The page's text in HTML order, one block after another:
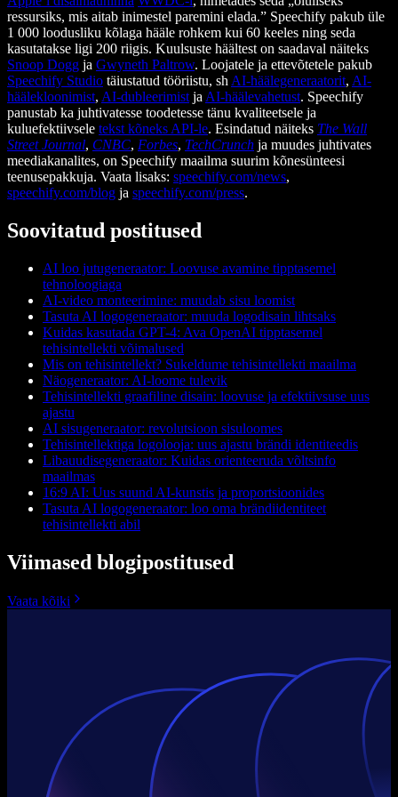
ressursiks, mis aitab inimestel paremini elada.” Speechify pakub üle
1 000 loodusliku kõlaga hääle rohkem kui 60 keeles ning seda
kasutatakse ligi 200 riigis. Kuulsuste häältest on saadaval näiteks
Snoop Dogg ja Gwyneth Paltrow. Loojatele ja ettevõtetele pakub
Speechify Studio täiustatud tööriistu, sh AI-häälegeneraatorit, AI-
häälekloonimist, AI-dubleerimist ja AI-häälevahetust. Speechify
panustab ka juhtivatesse toodetesse tänu kvaliteetsele ja
kuluefektiivsele tekst kõneks API-le. Esindatud näiteks The Wall
Street Journal, CNBC, Forbes, TechCrunch ja muudes juhtivates
meediakanalites, on Speechify maailma suurim kõnesünteesi
teenusepakkuja. Vaata lisaks: speechify.com/news,
speechify.com/blog ja speechify.com/press.
Soovitatud postitused
AI loo jutugeneraator: Loovuse avamine tipptasemel
tehnoloogiaga
AI-video monteerimine: muudab sisu loomist
Tasuta AI logogeneraator: muuda logodisain lihtsaks
Kuidas kasutada GPT-4: Ava OpenAI tipptasemel
tehisintellekti võimalused
Mis on tehisintellekt? Sukeldume tehisintellekti maailma
Näogeneraator: AI-loome tulevik
Tehisintellekti graafiline disain: loovuse ja efektiivsuse uus
ajastu
AI sisugeneraator: revolutsioon sisuloomes
Tehisintellektiga logolooja: uus ajastu brändi identiteedis
Libauudisegeneraator: Kuidas orienteeruda võltsinfo
maailmas
16:9 AI: Uus suund AI-kunstis ja proportsioonides
Tasuta AI logogeneraator: loo oma brändiidentiteet
tehisintellekti abil
Viimased blogipostitused
Vaata kõiki